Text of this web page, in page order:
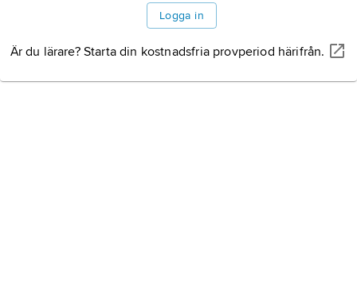
Logga in
Är du lärare? Starta din kostnadsfria provperiod härifrån.